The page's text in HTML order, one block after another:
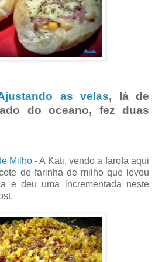
as velas, lá de
do oceano, fez duas
Milho- A Kati, vendo a farofa aqui
de farinha de milho que levou
e deu uma incrementada neste